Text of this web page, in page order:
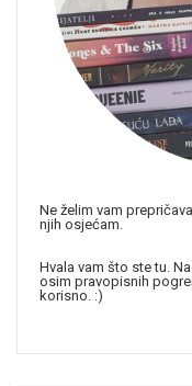
Ne želim vam
njih osjećam.
Hvala vam što ste tu.
osim pravopisnih
korisno. :)